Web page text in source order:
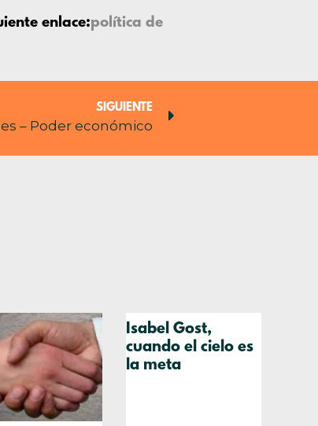
enlace:política de
SIGUIENTE
– Poder económico
Isabel Gost,
cuando el cielo es
la meta